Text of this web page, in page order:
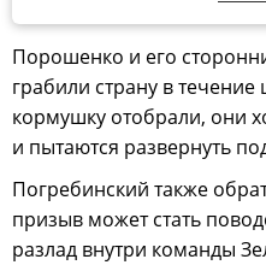
Порошенко и его
грабили страну в течение
кормушку отобрали, они
и пытаются развернуть
Погребинский также
призыв может стать
разлад внутри команды